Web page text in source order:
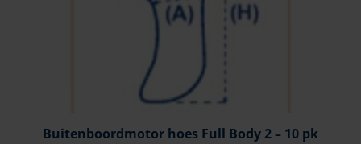
Buitenboordmotor hoes Full Body 2 – 10 pk